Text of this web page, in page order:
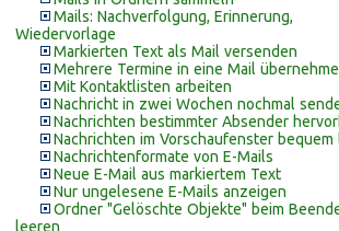
Mails: Nachverfolgung, Erinnerung,
Wiedervorlage
Markierten Text als Mail versenden
Mehrere Termine in eine Mail
Mit Kontaktlisten arbeiten
Nachricht in zwei Wochen nochmal
Nachrichten bestimmter Absender
Nachrichten im Vorschaufenster bequem
Nachrichtenformate von E-Mails
Neue E-Mail aus markiertem Text
Nur ungelesene E-Mails anzeigen
Ordner "Gelöschte Objekte" beim
leeren